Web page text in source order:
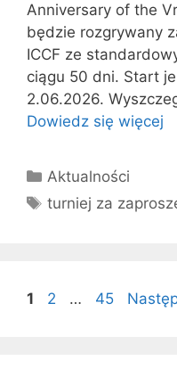
Anniversary of the
będzie rozgrywany
ICCF ze
ciągu 50 dni. Start
2.06.2026.
Dowiedz się więcej
Kategorie
Aktualności
Tagi
turniej za
Strona
1 Strona
2 … Strona
45